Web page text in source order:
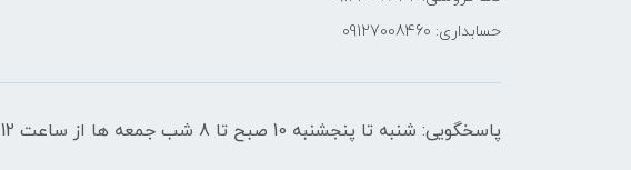
حسابداری: 09127008460
پاسخگویی: شنبه تا پنجشنبه 10 صبح تا 8 شب جمعه ها از ساعت 12 تا 8 شب